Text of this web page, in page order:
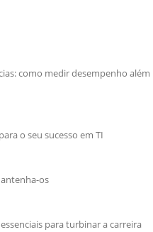
como medir desempenho além
o seu sucesso em TI
os
para turbinar a carreira